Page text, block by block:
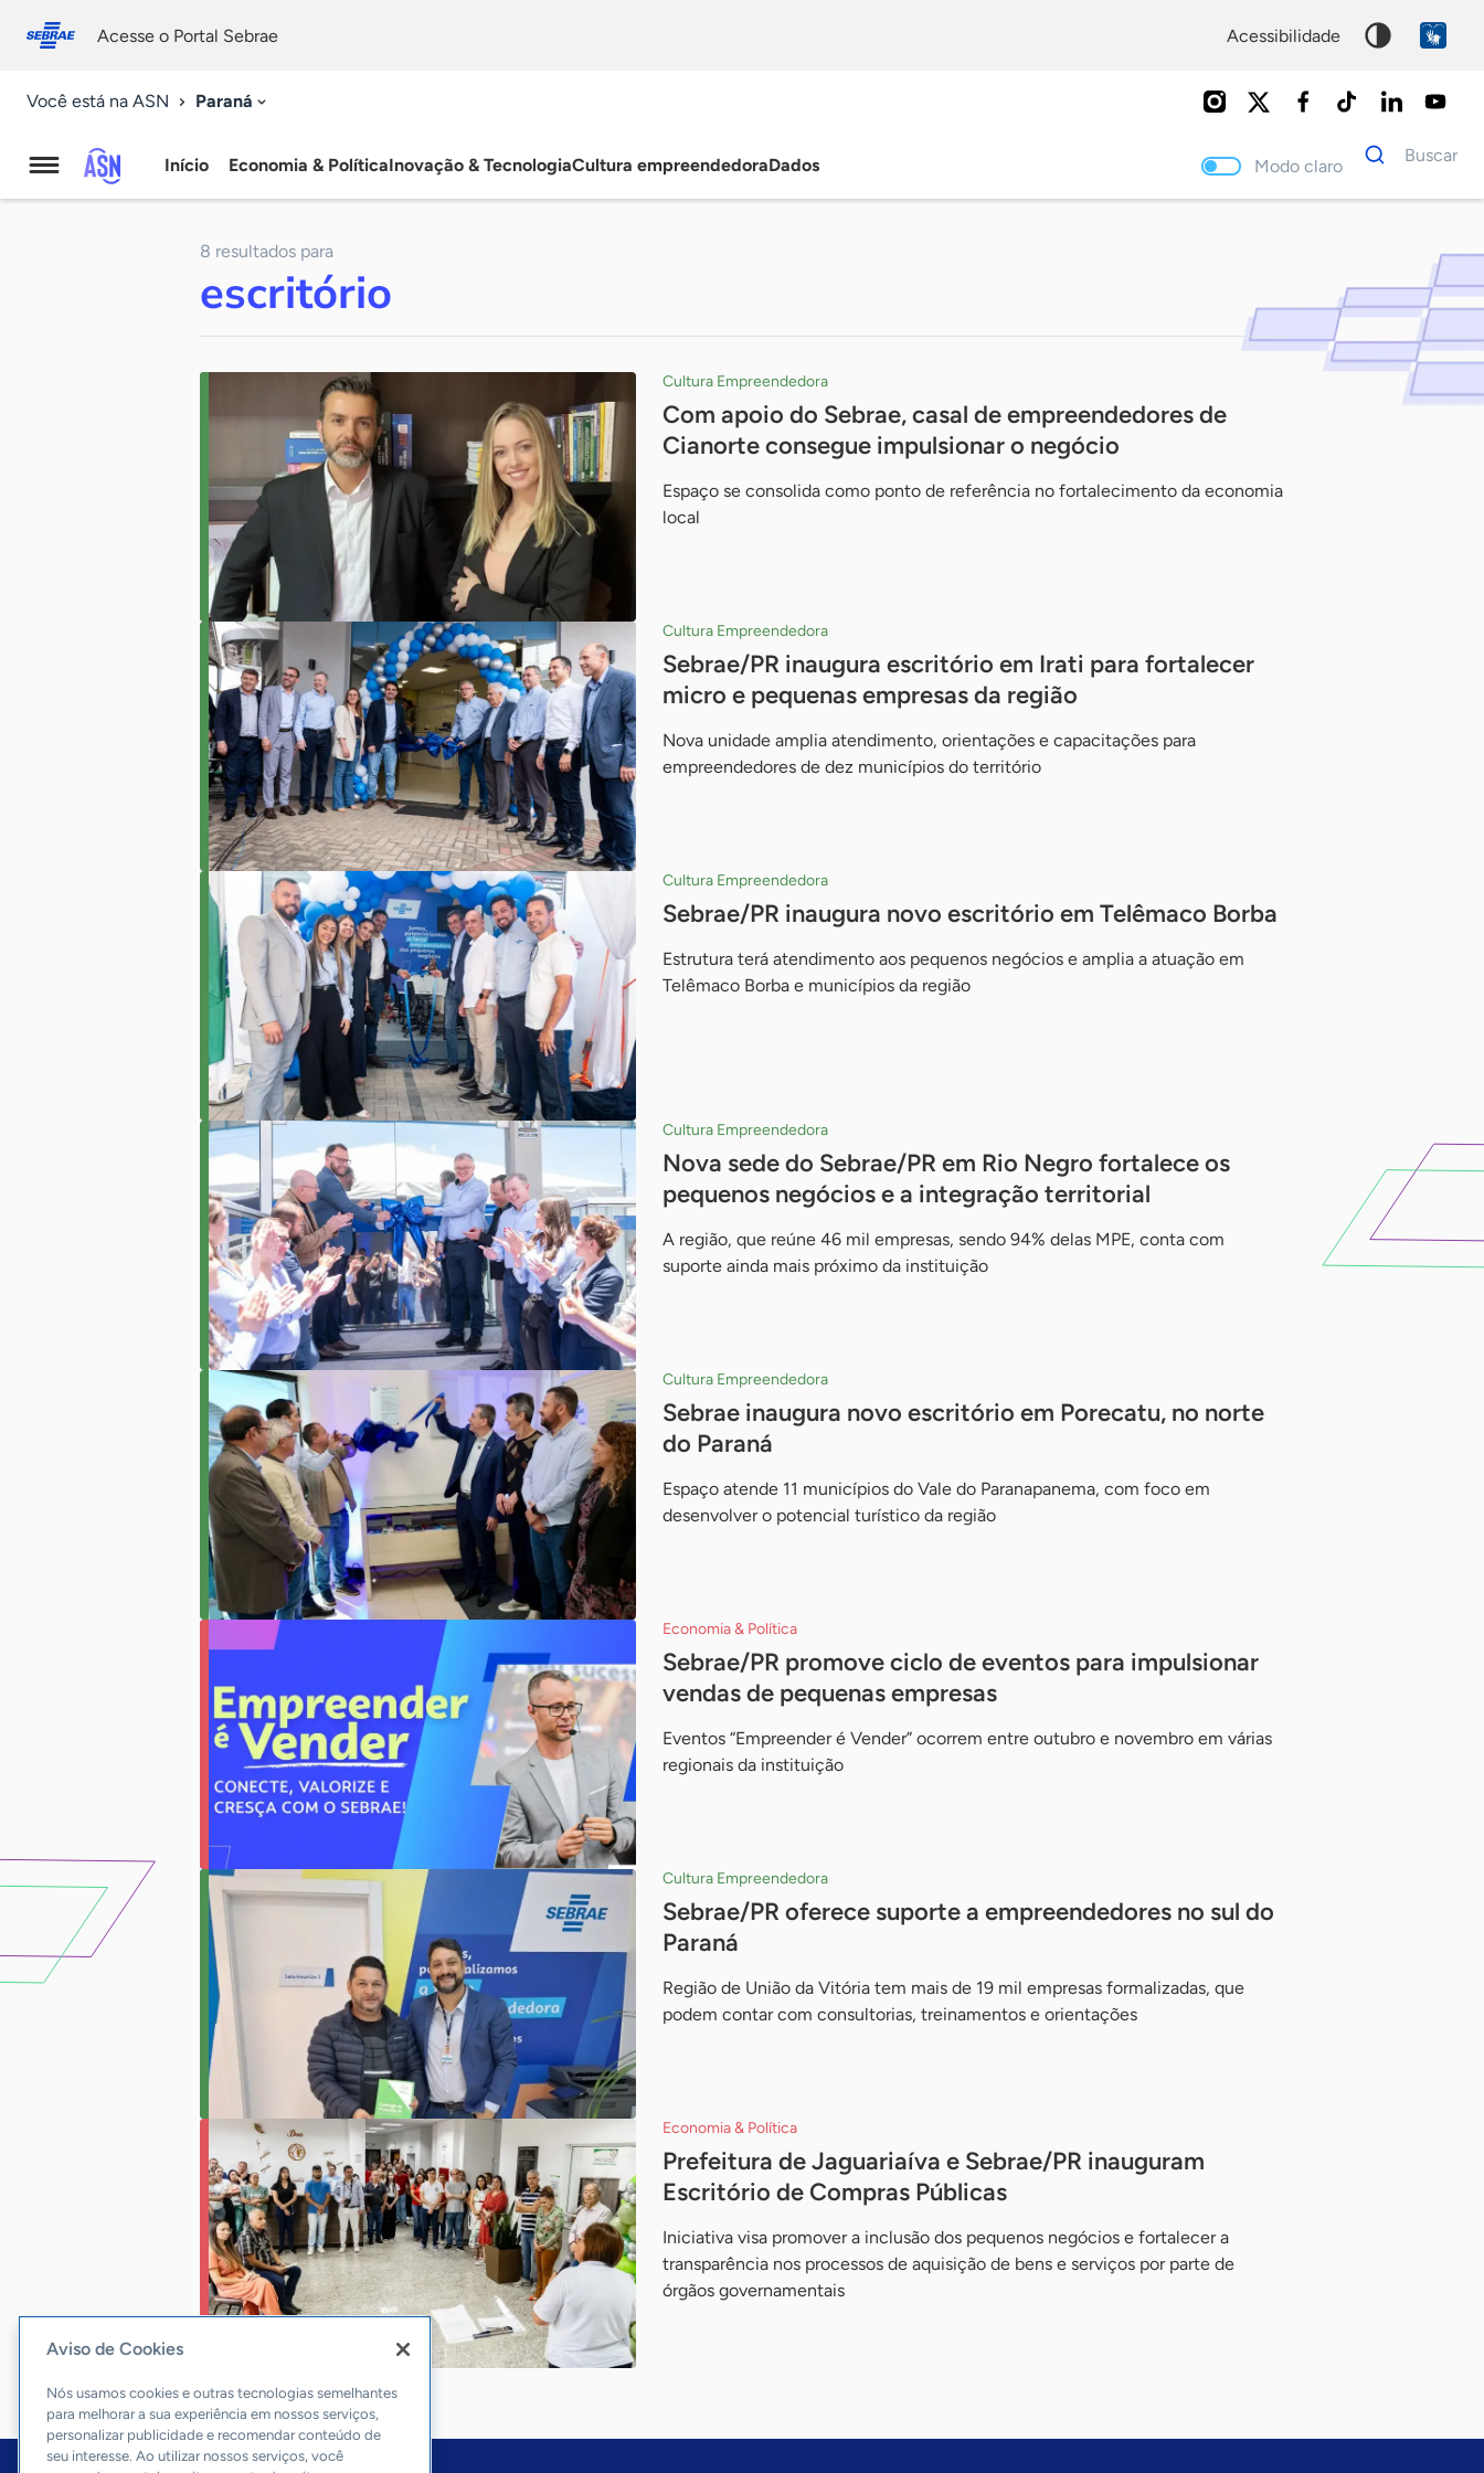
conosco
Acesse o Portal Sebrae acessibilidade
Você está na ASN Paraná
Agência
Notícias
Início Economia & PolíticaInovação & TecnologiaCultura empreendedoraDados Modo claro
Dados
para
Buscar
8 resultados para
escritório
Cultura Empreendedora
Com apoio do Sebrae, casal de empreendedores de
Cianorte consegue impulsionar o negócio
Espaço se consolida como ponto de referência no fortalecimento da economia
local
Cultura Empreendedora
Sebrae/PR inaugura escritório em Irati para fortalecer
micro e pequenas empresas da região
Nova unidade amplia atendimento, orientações e capacitações para
empreendedores de dez municípios do território
Cultura Empreendedora
Sebrae/PR inaugura novo escritório em Telêmaco Borba
Estrutura terá atendimento aos pequenos negócios e amplia a atuação em
Telêmaco Borba e municípios da região
Cultura Empreendedora
Nova sede do Sebrae/PR em Rio Negro fortalece os
pequenos negócios e a integração territorial
A região, que reúne 46 mil empresas, sendo 94% delas MPE, conta com
suporte ainda mais próximo da instituição
Cultura Empreendedora
Sebrae inaugura novo escritório em Porecatu, no norte
do Paraná
Espaço atende 11 municípios do Vale do Paranapanema, com foco em
desenvolver o potencial turístico da região
Economia & Política
Sebrae/PR promove ciclo de eventos para impulsionar
vendas de pequenas empresas
Eventos “Empreender é Vender” ocorrem entre outubro e novembro em várias
regionais da instituição
Cultura Empreendedora
Sebrae/PR oferece suporte a empreendedores no sul do
Paraná
Região de União da Vitória tem mais de 19 mil empresas formalizadas, que
podem contar com consultorias, treinamentos e orientações
Economia & Política
Prefeitura de Jaguariaíva e Sebrae/PR inauguram
Escritório de Compras Públicas
Iniciativa visa promover a inclusão dos pequenos negócios e fortalecer a
transparência nos processos de aquisição de bens e serviços por parte de
órgãos governamentais
Aviso de Cookies
Nós usamos cookies e outras tecnologias semelhantes
para melhorar a sua experiência em nossos serviços,
personalizar publicidade e recomendar conteúdo de
seu interesse. Ao utilizar nossos serviços, você